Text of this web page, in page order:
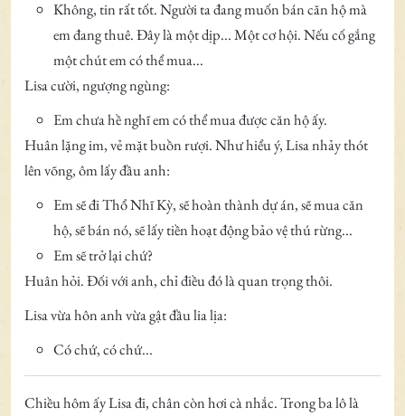
Không, tin rất tốt. Người ta đang muốn bán căn hộ mà
em đang thuê. Đây là một dịp... Một cơ hội. Nếu cố gắng
một chút em có thể mua...
Lisa cười, ngượng ngùng:
Em chưa hề nghĩ em có thể mua được căn hộ ấy.
Huân lặng im, vẻ mặt buồn rượi. Như hiểu ý, Lisa nhảy thót
lên võng, ôm lấy đầu anh:
Em sẽ đi Thổ Nhĩ Kỳ, sẽ hoàn thành dự án, sẽ mua căn
hộ, sẽ bán nó, sẽ lấy tiền hoạt động bảo vệ thú rừng...
Em sẽ trở lại chứ?
Huân hỏi. Đối với anh, chỉ điều đó là quan trọng thôi.
Lisa vừa hôn anh vừa gật đầu lia lịa:
Có chứ, có chứ...
Chiều hôm ấy Lisa đi, chân còn hơi cà nhắc. Trong ba lô là